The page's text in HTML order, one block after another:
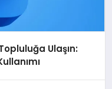
Ulaşın: